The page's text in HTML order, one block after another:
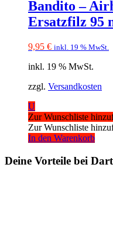
Bandito –
Ersatzfilz 95
9,95 € inkl. 19 % MwSt.
inkl. 19 % MwSt.
zzgl. Versandkosten
U
Zur Wunschliste
Zur Wunschliste
In den Warenkorb
Deine Vorteile bei